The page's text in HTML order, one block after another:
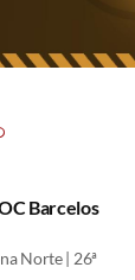
Barcelos
Norte | 26ª